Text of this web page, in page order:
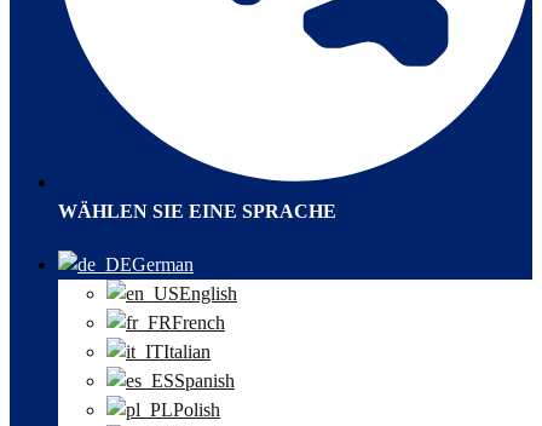
WÄHLEN SIE EINE SPRACHE
German
English
French
Italian
Spanish
Polish